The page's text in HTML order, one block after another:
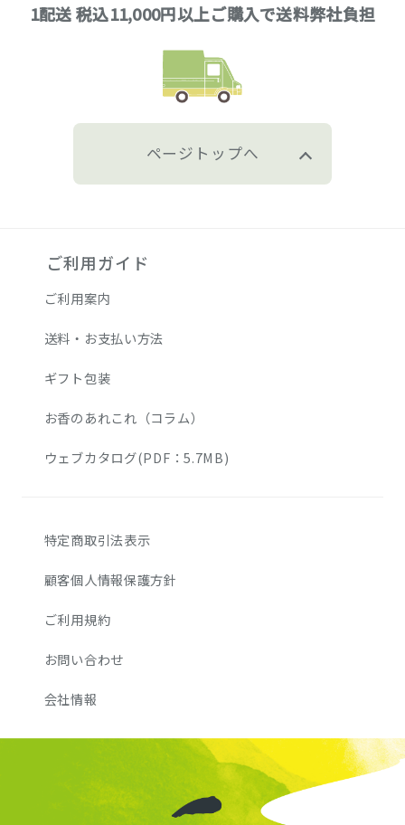
1配送 税込11,000円以上ご購入で送料弊社負担
ページトップへ
ご利用ガイド
ご利用案内
送料・お支払い方法
ギフト包装
お香のあれこれ（コラム）
ウェブカタログ(PDF：5.7MB)
特定商取引法表示
顧客個人情報保護方針
ご利用規約
お問い合わせ
会社情報